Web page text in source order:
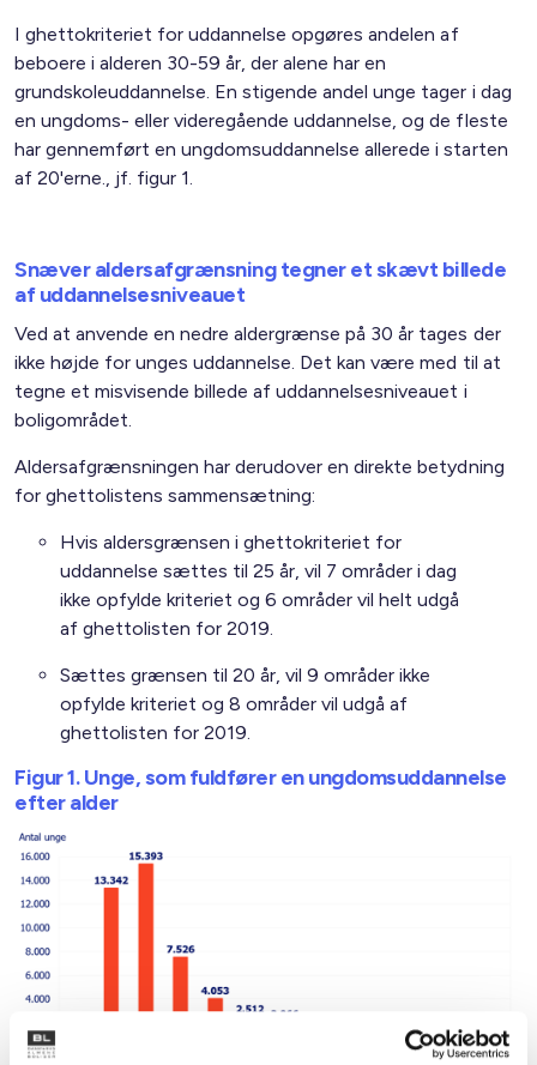
I ghettokriteriet for uddannelse opgøres andelen af
beboere i alderen 30-59 år, der alene har en
grundskoleuddannelse. En stigende andel unge tager i dag
en ungdoms- eller videregående uddannelse, og de fleste
har gennemført en ungdomsuddannelse allerede i starten
af 20'erne., jf. figur 1.
Snæver aldersafgrænsning tegner et skævt billede
af uddannelsesniveauet
Ved at anvende en nedre aldergrænse på 30 år tages der
ikke højde for unges uddannelse. Det kan være med til at
tegne et misvisende billede af uddannelsesniveauet i
boligområdet.
Aldersafgrænsningen har derudover en direkte betydning
for ghettolistens sammensætning:
Hvis aldersgrænsen i ghettokriteriet for
uddannelse sættes til 25 år, vil 7 områder i dag
ikke opfylde kriteriet og 6 områder vil helt udgå
af ghettolisten for 2019.
Sættes grænsen til 20 år, vil 9 områder ikke
opfylde kriteriet og 8 områder vil udgå af
ghettolisten for 2019.
Figur 1. Unge, som fuldfører en ungdomsuddannelse
efter alder